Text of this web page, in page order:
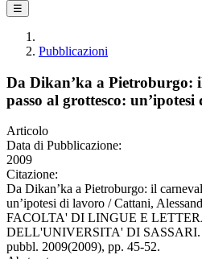
☰
Pubblicazioni
Da Dikan’ka a Pietroburgo:
passo al grottesco:
Articolo
Data di Pubblicazione:
2009
Citazione:
Da Dikan’ka a Pietroburgo: il
un’ipotesi di lavoro / Cattani,
FACOLTA' DI LINGUE E
DELL'UNIVERSITA' DI SASSARI.
pubbl. 2009(2009), pp. 45-52.